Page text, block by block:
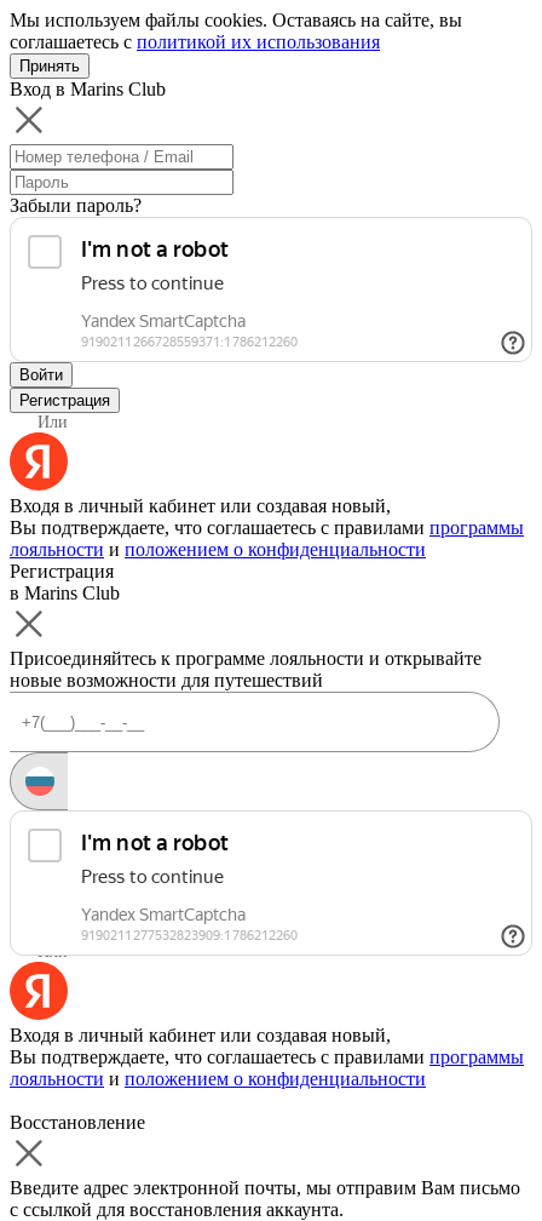
Мы используем файлы cookies. Оставаясь на сайте, вы
соглашаетесь с политикой их использования
Принять
Вход в Marins Club
Забыли пароль?
Войти
Регистрация
Или
Входя в личный кабинет или создавая новый,
Вы подтверждаете, что соглашаетесь с правилами программы
лояльности и положением о конфиденциальности
Регистрация
в Marins Club
Присоединяйтесь к программе лояльности и открывайте
новые возможности для путешествий
Запросить код
Уже есть аккаунт?Войти
Или
Входя в личный кабинет или создавая новый,
Вы подтверждаете, что соглашаетесь с правилами программы
лояльности и положением о конфиденциальности
Восстановление
Введите адрес электронной почты, мы отправим Вам письмо
с ссылкой для восстановления аккаунта.